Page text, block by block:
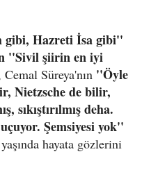
gibi, Hazreti İsa gibi''
''Sivil şiirin en iyi
Süreya'nın ''Öyle
Nietzsche de bilir,
sıkıştırılmış deha.
Şemsiyesi yok''
hayata gözlerini